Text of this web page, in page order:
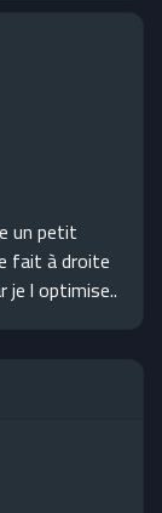
un petit
fait à droite
je l optimise..